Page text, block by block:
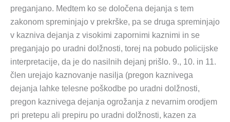
preganjano. Medtem ko se določena dejanja s tem
zakonom spreminjajo v prekrške, pa se druga spreminjajo
v kazniva dejanja z visokimi zapornimi kaznimi in se
preganjajo po uradni dolžnosti, torej na pobudo policijske
interpretacije, da je do nasilnih dejanj prišlo. 9., 10. in 11.
člen urejajo kaznovanje nasilja (pregon kaznivega
dejanja lahke telesne poškodbe po uradni dolžnosti,
pregon kaznivega dejanja ogrožanja z nevarnim orodjem
pri pretepu ali prepiru po uradni dolžnosti, kazen za